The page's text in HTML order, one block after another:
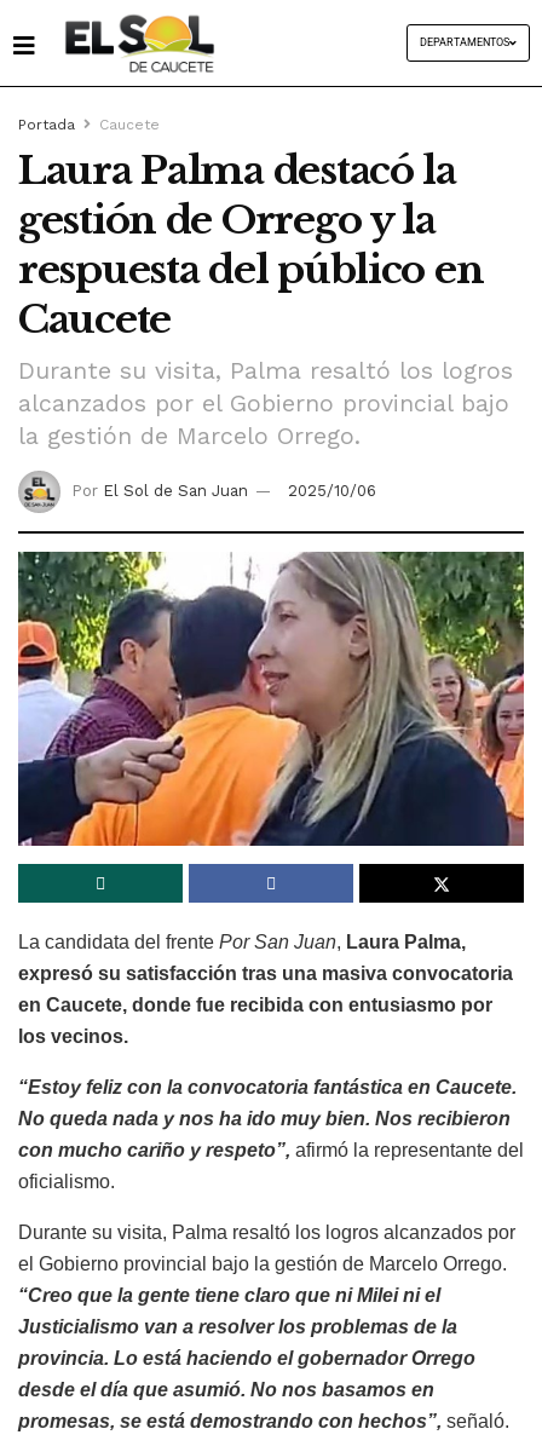
DEPARTAMENTOS
Portada Caucete
Laura Palma destacó la
gestión de Orrego y la
respuesta del público en
Caucete
Durante su visita, Palma resaltó los logros
alcanzados por el Gobierno provincial bajo
la gestión de Marcelo Orrego.
Por El Sol de San Juan 2025/10/06
La candidata del frente Por San Juan, Laura Palma,
expresó su satisfacción tras una masiva convocatoria
en Caucete, donde fue recibida con entusiasmo por
los vecinos.
“Estoy feliz con la convocatoria fantástica en Caucete.
No queda nada y nos ha ido muy bien. Nos recibieron
con mucho cariño y respeto”, afirmó la representante del
oficialismo.
Durante su visita, Palma resaltó los logros alcanzados por
el Gobierno provincial bajo la gestión de Marcelo Orrego.
“Creo que la gente tiene claro que ni Milei ni el
Justicialismo van a resolver los problemas de la
provincia. Lo está haciendo el gobernador Orrego
desde el día que asumió. No nos basamos en
promesas, se está demostrando con hechos”, señaló.